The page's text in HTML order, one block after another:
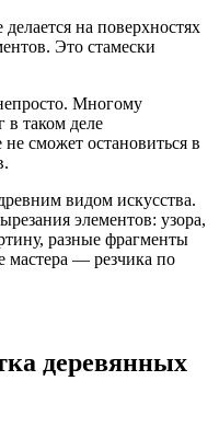
на поверхностях
Это стамески
Многому
в таком деле
сможет остановиться в
видом искусства.
элементов: узора,
разные фрагменты
мастера — резчика по
деревянных